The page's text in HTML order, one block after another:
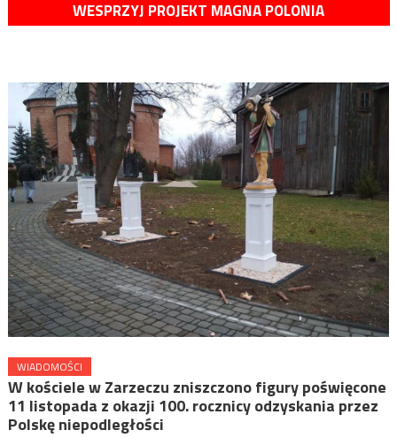
WESPRZYJ PROJEKT MAGNA POLONIA
WIADOMOŚCI
W kościele w Zarzeczu zniszczono figury poświęcone
11 listopada z okazji 100. rocznicy odzyskania przez
Polskę niepodległości